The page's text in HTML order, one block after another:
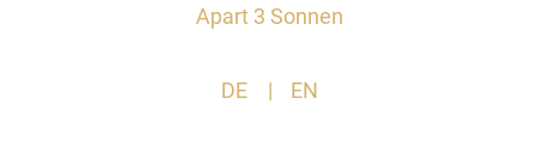
Apart 3 Sonnen
DE EN